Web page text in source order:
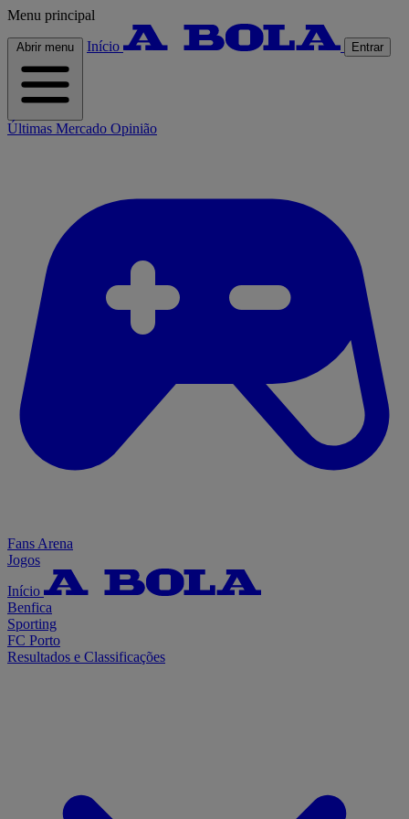
Menu principal
Abrir menu Início Entrar
Últimas Mercado Opinião
Fans Arena
Jogos
Início
Benfica
Sporting
FC Porto
Resultados e Classificações